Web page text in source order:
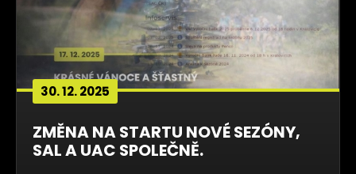
30. 12. 2025
ZMĚNA NA STARTU NOVÉ SEZÓNY,
SAL A UAC SPOLEČNĚ.